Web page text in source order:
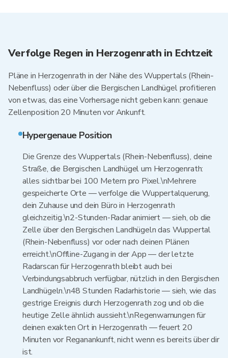
Verfolge Regen in Herzogenrath in Echtzeit
Pläne in Herzogenrath in der Nähe des Wuppertals (Rhein-
Nebenfluss) oder über die Bergischen Landhügel profitieren
von etwas, das eine Vorhersage nicht geben kann: genaue
Zellenposition 20 Minuten vor Ankunft.
Hypergenaue Position
Die Grenze des Wuppertals (Rhein-Nebenfluss), deine
Straße, die Bergischen Landhügel um Herzogenrath:
alles sichtbar bei 100 Metern pro Pixel.\nMehrere
gespeicherte Orte — verfolge die Wuppertalquerung,
dein Zuhause und dein Büro in Herzogenrath
gleichzeitig.\n2-Stunden-Radar animiert — sieh, ob die
Zelle über den Bergischen Landhügeln das Wuppertal
(Rhein-Nebenfluss) vor oder nach deinen Plänen
erreicht.\nOffline-Zugang in der App — der letzte
Radarscan für Herzogenrath bleibt auch bei
Verbindungsabbruch verfügbar, nützlich in den Bergischen
Landhügeln.\n48 Stunden Radarhistorie — sieh, wie das
gestrige Ereignis durch Herzogenrath zog und ob die
heutige Zelle ähnlich aussieht.\nRegenwarnungen für
deinen exakten Ort in Herzogenrath — feuert 20
Minuten vor Reganankunft, nicht wenn es bereits über dir
ist.